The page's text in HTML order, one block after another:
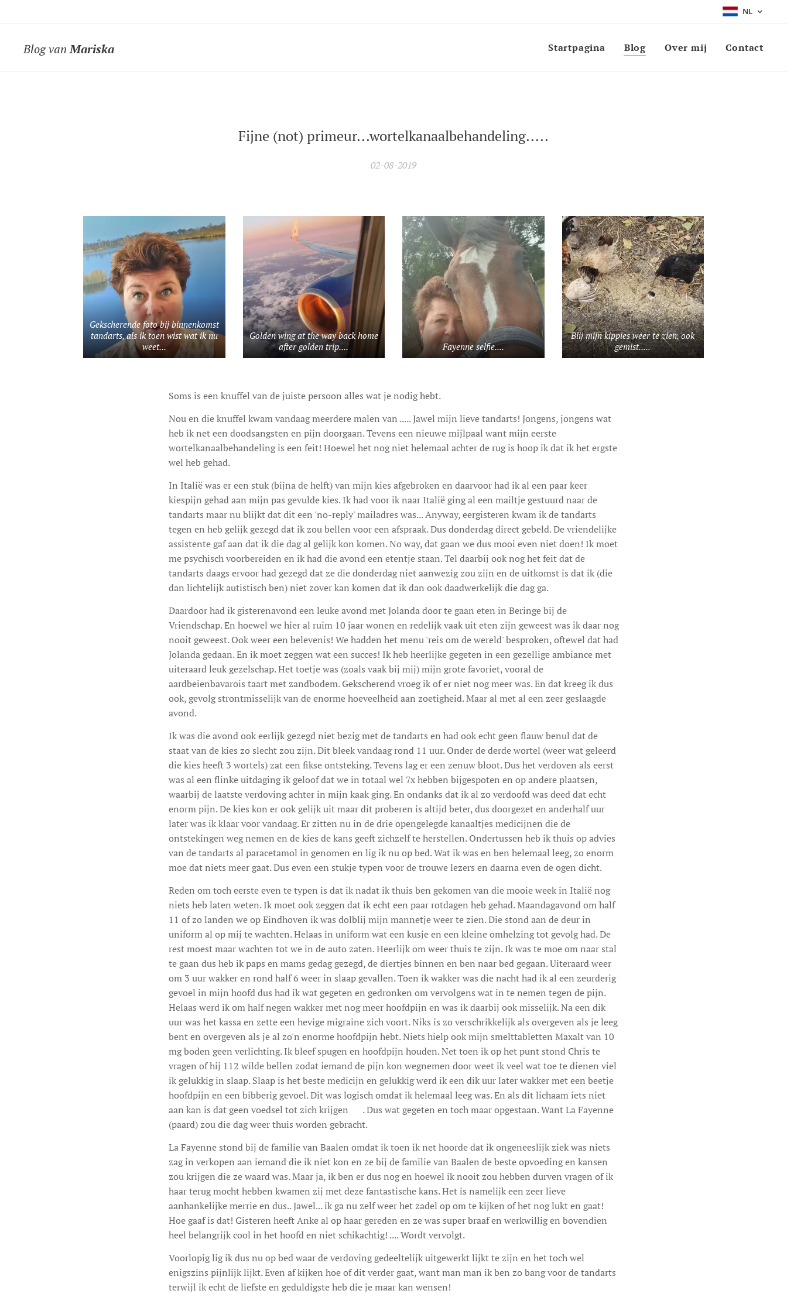
NL
Blog vanMariska Startpagina Blog Over mij Contact
Fijne (not) primeur...wortelkanaalbehandeling.....
02-08-2019
Gekscherende foto bij binnenkomst
tandarts, als ik toen wist wat ik nu
weet...
Golden wing at the way back home
after golden trip....
Fayenne selfie....
Blij mijn kippies weer te zien, ook
gemist.....
Soms is een knuffel van de juiste persoon alles wat je nodig hebt.
Nou en die knuffel kwam vandaag meerdere malen van ..... Jawel mijn lieve tandarts! Jongens, jongens wat
heb ik net een doodsangsten en pijn doorgaan. Tevens een nieuwe mijlpaal want mijn eerste
wortelkanaalbehandeling is een feit! Hoewel het nog niet helemaal achter de rug is hoop ik dat ik het ergste
wel heb gehad.
In Italië was er een stuk (bijna de helft) van mijn kies afgebroken en daarvoor had ik al een paar keer
kiespijn gehad aan mijn pas gevulde kies. Ik had voor ik naar Italië ging al een mailtje gestuurd naar de
tandarts maar nu blijkt dat dit een 'no-reply' mailadres was... Anyway, eergisteren kwam ik de tandarts
tegen en heb gelijk gezegd dat ik zou bellen voor een afspraak. Dus donderdag direct gebeld. De vriendelijke
assistente gaf aan dat ik die dag al gelijk kon komen. No way, dat gaan we dus mooi even niet doen! Ik moet
me psychisch voorbereiden en ik had die avond een etentje staan. Tel daarbij ook nog het feit dat de
tandarts daags ervoor had gezegd dat ze die donderdag niet aanwezig zou zijn en de uitkomst is dat ik (die
dan lichtelijk autistisch ben) niet zover kan komen dat ik dan ook daadwerkelijk die dag ga.
Daardoor had ik gisterenavond een leuke avond met Jolanda door te gaan eten in Beringe bij de
Vriendschap. En hoewel we hier al ruim 10 jaar wonen en redelijk vaak uit eten zijn geweest was ik daar nog
nooit geweest. Ook weer een belevenis! We hadden het menu 'reis om de wereld' besproken, oftewel dat had
Jolanda gedaan. En ik moet zeggen wat een succes! Ik heb heerlijke gegeten in een gezellige ambiance met
uiteraard leuk gezelschap. Het toetje was (zoals vaak bij mij) mijn grote favoriet, vooral de
aardbeienbavarois taart met zandbodem. Gekscherend vroeg ik of er niet nog meer was. En dat kreeg ik dus
ook, gevolg strontmisselijk van de enorme hoeveelheid aan zoetigheid. Maar al met al een zeer geslaagde
avond.
Ik was die avond ook eerlijk gezegd niet bezig met de tandarts en had ook echt geen flauw benul dat de
staat van de kies zo slecht zou zijn. Dit bleek vandaag rond 11 uur. Onder de derde wortel (weer wat geleerd
die kies heeft 3 wortels) zat een fikse ontsteking. Tevens lag er een zenuw bloot. Dus het verdoven als eerst
was al een flinke uitdaging ik geloof dat we in totaal wel 7x hebben bijgespoten en op andere plaatsen,
waarbij de laatste verdoving achter in mijn kaak ging. En ondanks dat ik al zo verdoofd was deed dat echt
enorm pijn. De kies kon er ook gelijk uit maar dit proberen is altijd beter, dus doorgezet en anderhalf uur
later was ik klaar voor vandaag. Er zitten nu in de drie opengelegde kanaaltjes medicijnen die de
ontstekingen weg nemen en de kies de kans geeft zichzelf te herstellen. Ondertussen heb ik thuis op advies
van de tandarts al paracetamol in genomen en lig ik nu op bed. Wat ik was en ben helemaal leeg, zo enorm
moe dat niets meer gaat. Dus even een stukje typen voor de trouwe lezers en daarna even de ogen dicht.
Reden om toch eerste even te typen is dat ik nadat ik thuis ben gekomen van die mooie week in Italië nog
niets heb laten weten. Ik moet ook zeggen dat ik echt een paar rotdagen heb gehad. Maandagavond om half
11 of zo landen we op Eindhoven ik was dolblij mijn mannetje weer te zien. Die stond aan de deur in
uniform al op mij te wachten. Helaas in uniform wat een kusje en een kleine omhelzing tot gevolg had. De
rest moest maar wachten tot we in de auto zaten. Heerlijk om weer thuis te zijn. Ik was te moe om naar stal
te gaan dus heb ik paps en mams gedag gezegd, de diertjes binnen en ben naar bed gegaan. Uiteraard weer
om 3 uur wakker en rond half 6 weer in slaap gevallen. Toen ik wakker was die nacht had ik al een zeurderig
gevoel in mijn hoofd dus had ik wat gegeten en gedronken om vervolgens wat in te nemen tegen de pijn.
Helaas werd ik om half negen wakker met nog meer hoofdpijn en was ik daarbij ook misselijk. Na een dik
uur was het kassa en zette een hevige migraine zich voort. Niks is zo verschrikkelijk als overgeven als je leeg
bent en overgeven als je al zo'n enorme hoofdpijn hebt. Niets hielp ook mijn smelttabletten Maxalt van 10
mg boden geen verlichting. Ik bleef spugen en hoofdpijn houden. Net toen ik op het punt stond Chris te
vragen of hij 112 wilde bellen zodat iemand de pijn kon wegnemen door weet ik veel wat toe te dienen viel
ik gelukkig in slaap. Slaap is het beste medicijn en gelukkig werd ik een dik uur later wakker met een beetje
hoofdpijn en een bibberig gevoel. Dit was logisch omdat ik helemaal leeg was. En als dit lichaam iets niet
aan kan is dat geen voedsel tot zich krijgen 😊. Dus wat gegeten en toch maar opgestaan. Want La Fayenne
(paard) zou die dag weer thuis worden gebracht.
La Fayenne stond bij de familie van Baalen omdat ik toen ik net hoorde dat ik ongeneeslijk ziek was niets
zag in verkopen aan iemand die ik niet kon en ze bij de familie van Baalen de beste opvoeding en kansen
zou krijgen die ze waard was. Maar ja, ik ben er dus nog en hoewel ik nooit zou hebben durven vragen of ik
haar terug mocht hebben kwamen zij met deze fantastische kans. Het is namelijk een zeer lieve
aanhankelijke merrie en dus.. Jawel... ik ga nu zelf weer het zadel op om te kijken of het nog lukt en gaat!
Hoe gaaf is dat! Gisteren heeft Anke al op haar gereden en ze was super braaf en werkwillig en bovendien
heel belangrijk cool in het hoofd en niet schikachtig! .... Wordt vervolgt.
Voorlopig lig ik dus nu op bed waar de verdoving gedeeltelijk uitgewerkt lijkt te zijn en het toch wel
enigszins pijnlijk lijkt. Even af kijken hoe of dit verder gaat, want man man ik ben zo bang voor de tandarts
terwijl ik echt de liefste en geduldigste heb die je maar kan wensen!